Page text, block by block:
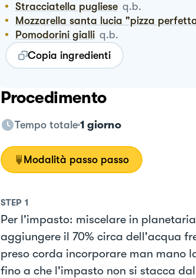
Stracciatella pugliese q.b.
Mozzarella santa lucia "pizza
Pomodorini gialli q.b.
Copia ingredienti
Procedimento
Tempo totale 1 giorno
Modalità passo passo
STEP 1
Per l'impasto: miscelare in
aggiungere il 70% circa dell'acqua
preso corda incorporare man mano
fino a che l'impasto non si stacca